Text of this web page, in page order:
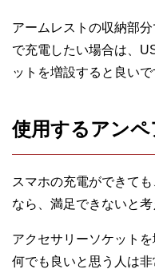
アームレストの収納部
で充電したい場合は、
ットを増設すると良いで
使用するアン
スマホの充電ができて
なら、満足できないと考
アクセサリーソケット
何でも良いと思う人は非